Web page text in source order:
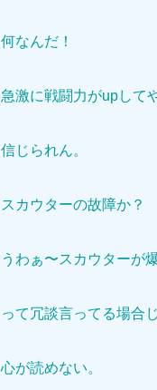
何なんだ！
急激に戦闘力がupして
信じられん。
スカウターの故障か？
うわぁ〜スカウターが
って冗談言ってる場合
心が読めない。